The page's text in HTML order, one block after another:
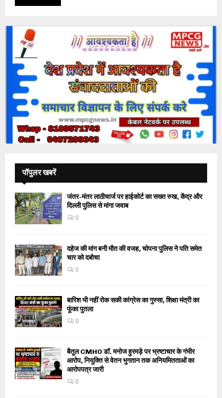
पॉपुलर खबरें
जंतर-मंतर लाठीचार्ज पर हाईकोर्ट का सख्त रुख, केंद्र और
दिल्ली पुलिस से मांगा जवाब
0
दहेज की मांग बनी मौत की वजह, चोपना पुलिस ने पति समेत
चार को दबोचा
0
बारिश भी नहीं रोक सकी कांग्रेस का गुस्सा, शिक्षा मंत्री का
फूंका पुतला
0
बैतूल CMHO डॉ. मनोज हुरमड़े पर भ्रष्टाचार के गंभीर
आरोप, नियुक्ति से वेतन भुगतान तक अनियमितताओं का
आरोपपत्र जारी
0